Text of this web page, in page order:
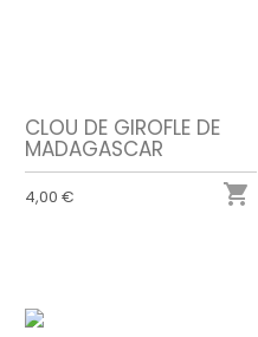
CLOU DE GIROFLE DE
MADAGASCAR
4,00 € 